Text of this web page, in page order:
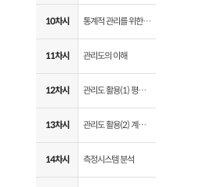
10차시 통계적 관리를 위한 기초통계
11차시 관리도의 이해
12차시 관리도 활용(1) 평균 및 개별값
13차시 관리도 활용(2) 계량형 관리도와 계수형 관리도
14차시 측정시스템 분석